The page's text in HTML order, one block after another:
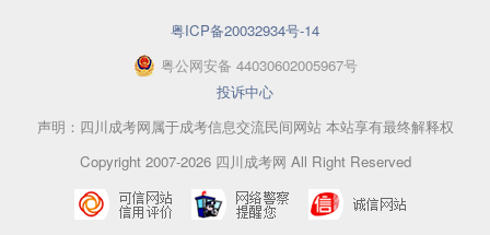
粤ICP备20032934号-14
粤公网安备 44030602005967号
投诉中心
声明：四川成考网属于成考信息交流民间网站 本站享有最终解释权
Copyright 2007-2026 四川成考网 All Right Reserved